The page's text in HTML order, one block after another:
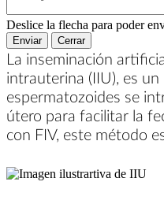
Deslice la flecha para poder
Enviar Cerrar
La inseminación
intrauterina (IIU), es
espermatozoides se
útero para facilitar la
con FIV, este método